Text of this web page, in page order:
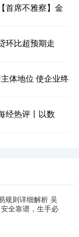
首席不雅察】金
环比超预期走
体地位 使企业终
经热评丨以数
规则详细解析 吴
全靠谱，生手必